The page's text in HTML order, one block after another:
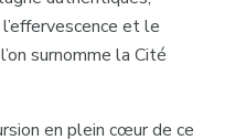
et le
surnomme la Cité
en plein cœur de ce